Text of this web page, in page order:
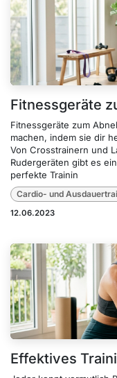
Fitnessgeräte
Fitnessgeräte zum
machen, indem sie dir
Von Crosstrainern und
Rudergeräten gibt es
perfekte Trainin
Cardio- und
12.06.2023
Effektives